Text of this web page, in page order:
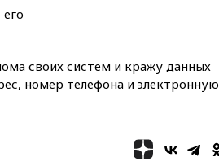
Болгарии
15:25При атаке БПЛА в
В Аргентине умер отец
футболиста Лионеля Месси
своих систем и кражу данных
номер телефона и электронную